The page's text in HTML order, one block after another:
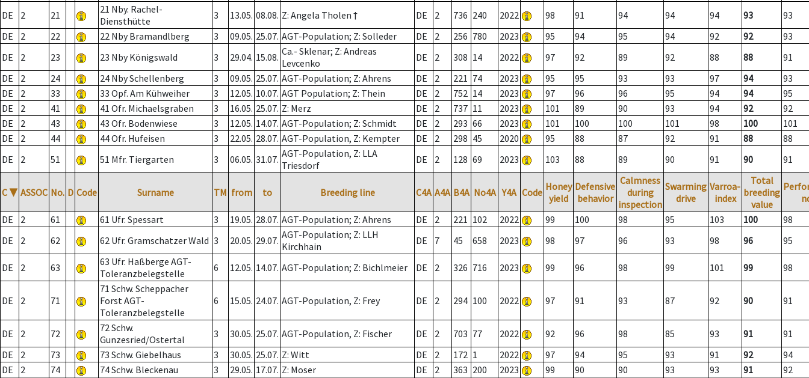
DE 2 21
21 Nby. Rachel-
Diensthütte
3 13.05. 08.08. Z: Angela Tholen † DE 2 736 240 2022 98 91 94 94 94 93
93
DE
2 22 22 Nby Bramandlberg 3 09.05. 25.07. AGT-Population; Z: Solleder DE 2 256 780 2023 95 94 95 94 92 92
93
DE
2 23 23 Nby Königswald 3 29.04. 15.08. Ca.- Sklenar; Z: Andreas
Levcenko
DE 2 308 14 2022 97 92 89 92 88 88
91
DE
2 24 24 Nby Schellenberg 3 09.05. 25.07. AGT-Population; Z: Ahrens DE 2 221 74 2023 95 95 93 93 97 94
93
DE
2 33 33 Opf. Am Kühweiher 3 12.05. 10.07. AGT Population; Z: Thein DE 2 752 14 2023 97 96 96 95 94 94
95
DE
2 41 41 Ofr. Michaelsgraben 3 16.05. 25.07. Z: Merz DE 2 737 11 2023 101 89 90 93 94 92
92
DE
2 43 43 Ofr. Bodenwiese 3 12.05. 14.07. AGT-Population; Z: Schmidt DE 2 293 66 2023 101 100 100 101 98 100
101
DE
2 44 44 Ofr. Hufeisen 3 22.05. 28.07. AGT-Population, Z: Kempter DE 2 298 45 2020 95 88 87 92 91 88
88
DE
2 51 51 Mfr. Tiergarten 3 06.05. 31.07. AGT-Population, Z: LLA
Triesdorf
DE 2 128 69 2023 103 88 89 90 91 90 91
C ▼ ASSOC No. D Code Surname TM from to Breeding line C4A A4A B4A No4A Y4A Code Honey
yield
Defensive
behavior
Calmness
during
inspection
Swarming
drive
Varroa-
index
Total
breeding
value
DE
2 61 61 Ufr. Spessart 3 19.05. 28.07. AGT-Population; Z: Ahrens DE 2 221 102 2022 99 100 98 95 103 100
98
DE
2 62 62 Ufr. Gramschatzer Wald 3 20.05. 29.07. AGT-Population; Z: LLH
Kirchhain
DE 7 45 658 2023 98 97 96 93 98 96 95
DE 2 63
63 Ufr. Haßberge AGT-
Toleranzbelegstelle
6 12.05. 14.07. AGT-Population; Z: Bichlmeier DE 2 326 716 2023 99 96 98 99 101 99 98
DE 2 71
71 Schw. Scheppacher
Forst AGT-
Toleranzbelegstelle
6 15.05. 24.07. AGT-Population, Z: Frey DE 2 294 100 2022 97 91 93 87 92 90 91
DE 2 72
72 Schw.
Gunzesried/Ostertal
3 30.05. 25.07. AGT-Population, Z: Fischer DE 2 703 77 2022 92 96 98 85 93 91
91
DE
2 73 73 Schw. Giebelhaus 3 30.05. 25.07. Z: Witt DE 2 172 1 2022 97 94 95 93 91 92
94
DE
2 74 74 Schw. Bleckenau 3 29.05. 17.07. Z: Moser DE 2 363 200 2023 99 90 90 93 93 91
92